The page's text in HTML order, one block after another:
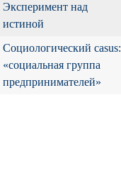
Эксперимент над
истиной
Социологический casus:
«социальная группа
предпринимателей»